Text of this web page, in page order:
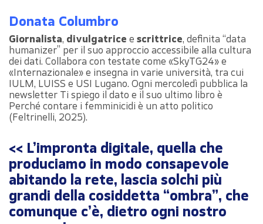
Donata Columbro
Giornalista, divulgatrice e scrittrice, definita “data
humanizer” per il suo approccio accessibile alla cultura
dei dati. Collabora con testate come «SkyTG24» e
«Internazionale» e insegna in varie università, tra cui
IULM, LUISS e USI Lugano. Ogni mercoledì pubblica la
newsletter Ti spiego il dato e il suo ultimo libro è
Perché contare i femminicidi è un atto politico
(Feltrinelli, 2025).
<< L’impronta digitale, quella che
produciamo in modo consapevole
abitando la rete, lascia solchi più
grandi della cosiddetta “ombra”, che
comunque c’è, dietro ogni nostro